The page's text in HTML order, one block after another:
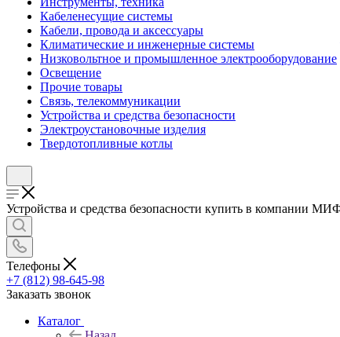
Кабеленесущие системы
Кабели, провода и аксессуары
Климатические и инженерные системы
Низковольтное и промышленное электрооборудование
Освещение
Прочие товары
Связь, телекоммуникации
Устройства и средства безопасности
Электроустановочные изделия
Твердотопливные котлы
Устройства и средства безопасности купить в компании
Телефоны
+7 (812) 98-645-98
Заказать звонок
Каталог